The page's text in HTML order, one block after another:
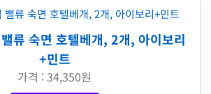
류 숙면 호텔베개, 2개, 아이보리
+민트
가격 : 34,350원